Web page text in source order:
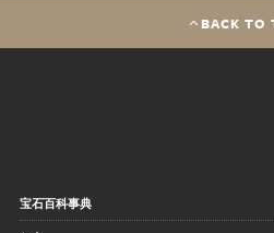
BACK TO
宝石百科事典